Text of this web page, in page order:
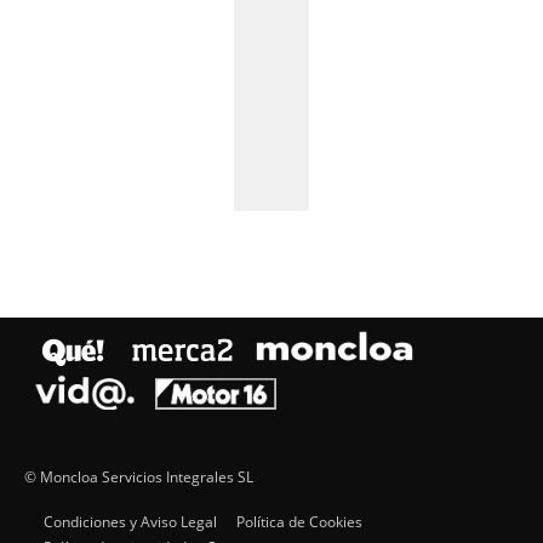
© Moncloa Servicios Integrales SL
Condiciones y Aviso Legal
Política de Cookies